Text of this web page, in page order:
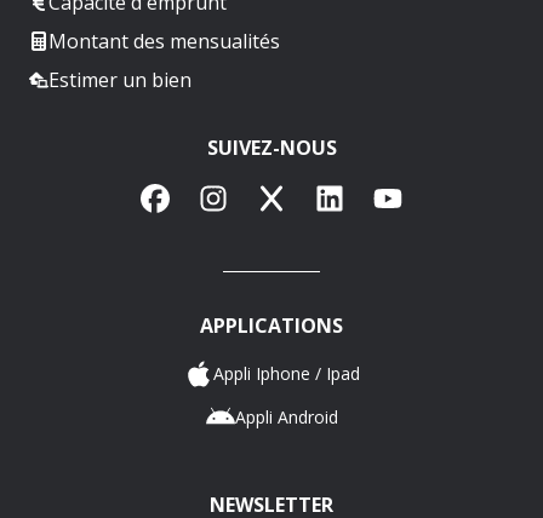
Montant des mensualités
Estimer un bien
SUIVEZ-NOUS
FacebookInstagram
X LinkedInYouTube
APPLICATIONS
Appli Iphone / Ipad
Appli Android
NEWSLETTER